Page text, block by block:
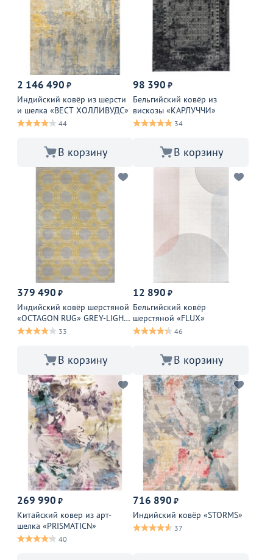
2 146 490 ₽
Индийский ковёр из шерсти
и шелка «ВЕСТ ХОЛЛИВУДС»
44
В корзину
98 390 ₽
Бельгийский ковёр из
вискозы «КАРЛУЧЧИ»
34
В корзину
379 490 ₽
Индийский ковёр шерстяной
«OCTAGON RUG» GREY-LIGHT
GOLD
33
В корзину
12 890 ₽
Бельгийский ковёр
шерстяной «FLUX»
46
В корзину
269 990 ₽
Китайский ковер из арт-
шелка «PRISMATICN»
40
716 890 ₽
Индийский ковёр «STORMS»
37